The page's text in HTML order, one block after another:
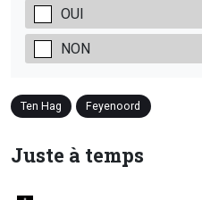
OUI
NON
Ten Hag Feyenoord
Juste à temps